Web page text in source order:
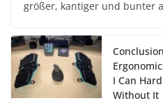
größer, kantiger und bunter
I Can
Without It